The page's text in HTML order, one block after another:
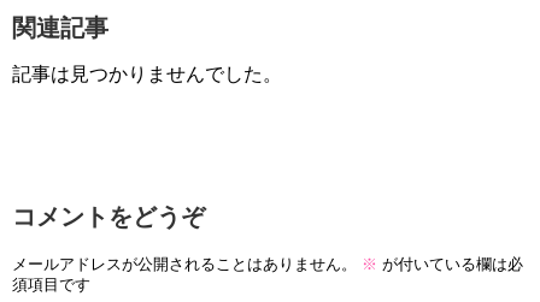
関連記事
記事は見つかりませんでした。
コメントをどうぞ
メールアドレスが公開されることはありません。 ※ が付いている欄は必
須項目です